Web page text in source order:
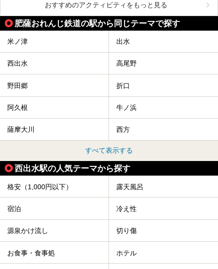
おすすめのアクティビティをもっと見る
肥薩おれんじ鉄道の駅から同じテーマで探す
米ノ津 出水
西出水 高尾野
野田郷 折口
阿久根 牛ノ浜
薩摩大川 西方
すべて表示する
西出水駅の人気テーマから探す
格安（1,000円以下） 露天風呂
宿泊 冷え性
源泉かけ流し 切り傷
お食事・食事処 ホテル